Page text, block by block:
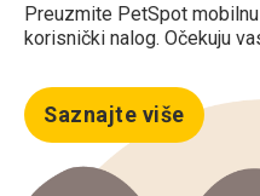
Preuzmite PetSpot
korisnički nalog. Očekuju
Saznajte više